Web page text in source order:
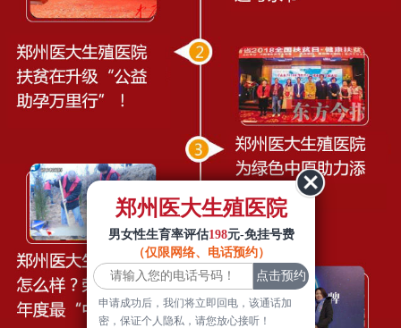
郑州医大生殖医院
男女性生育率评估198元-免挂号费
（仅限网络、电话预约）
申请成功后，我们将立即回电，该通话加
密，保证个人隐私，请您放心接听！